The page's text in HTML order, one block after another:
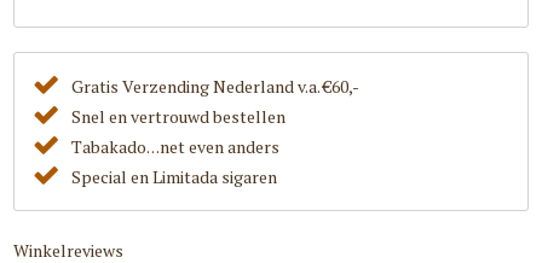
Gratis Verzending Nederland v.a. €60,-
Snel en vertrouwd bestellen
Tabakado. . .net even anders
Special en Limitada sigaren
Winkelreviews